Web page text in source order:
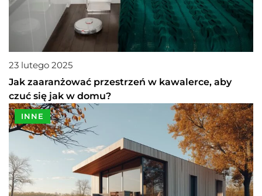
23 lutego 2025
Jak zaaranżować przestrzeń w kawalerce, aby
czuć się jak w domu?
INNE